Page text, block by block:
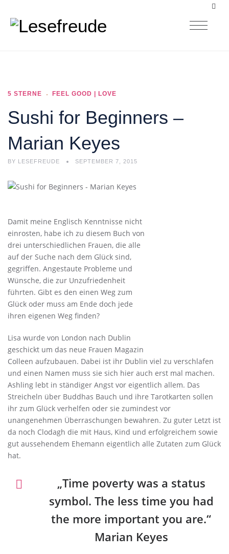
5 STERNE FEEL GOOD | LOVE
Sushi for Beginners –
Marian Keyes
BY LESEFREUDE SEPTEMBER 7, 2015
Damit meine Englisch Kenntnisse nicht
einrosten, habe ich zu diesem Buch von
drei unterschiedlichen Frauen, die alle
auf der Suche nach dem Glück sind,
gegriffen. Angestaute Probleme und
Wünsche, die zur Unzufriedenheit
führten. Gibt es den einen Weg zum
Glück oder muss am Ende doch jede
ihren eigenen Weg finden?
Lisa wurde von London nach Dublin
geschickt um das neue Frauen Magazin
Colleen aufzubauen. Dabei ist ihr Dublin viel zu verschlafen
und einen Namen muss sie sich hier auch erst mal machen.
Ashling lebt in ständiger Angst vor eigentlich allem. Das
Streicheln über Buddhas Bauch und ihre Tarotkarten sollen
ihr zum Glück verhelfen oder sie zumindest vor
unangenehmen Überraschungen bewahren. Zu guter Letzt ist
da noch Clodagh die mit Haus, Kind und erfolgreichem sowie
gut aussehendem Ehemann eigentlich alle Zutaten zum Glück
hat.
„Time poverty was a status
symbol. The less time you had
the more important you are.“
Marian Keyes